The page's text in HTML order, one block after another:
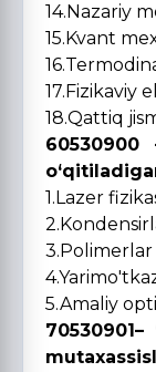
14.Nazariy
15.Kvant
17.Fizikaviy
18.Qattiq
60530900
1.Lazer
3.Polimerlar
5.Amaliy
70530901–